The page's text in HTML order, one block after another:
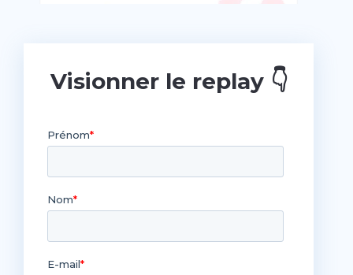
Visionner le replay 👇